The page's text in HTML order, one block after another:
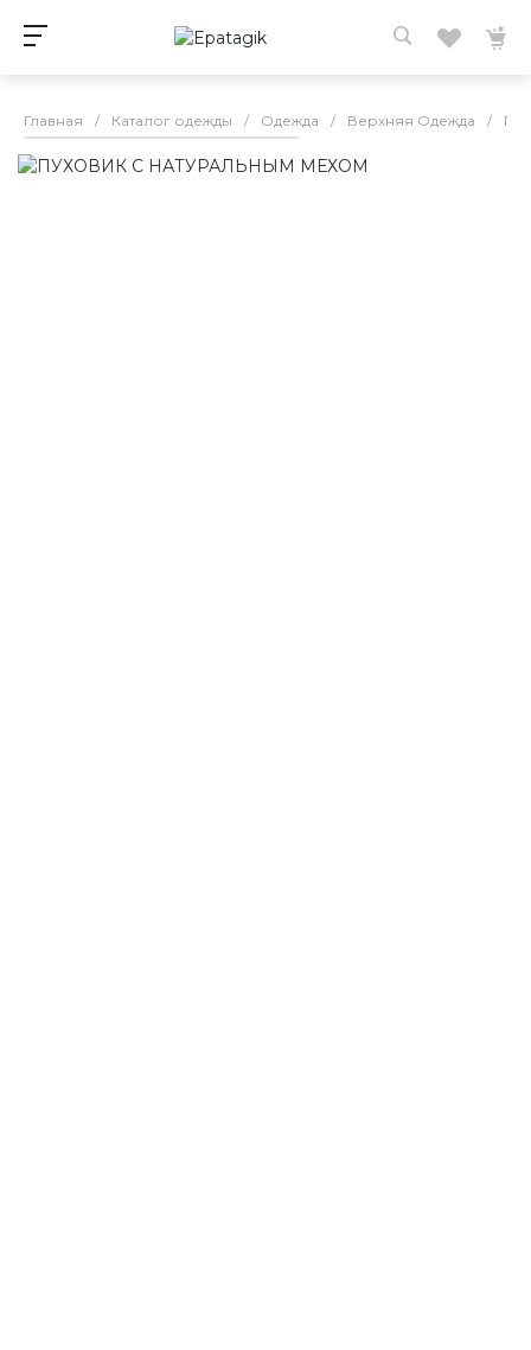
Главная / Каталог одежды / Одежда / Верхняя Одежда /